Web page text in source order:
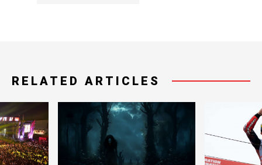
RELATED ARTICLES